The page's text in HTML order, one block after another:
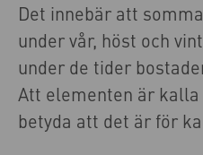
Det innebär att
under vår, höst och
under de tider
Att elementen är
betyda att det är för